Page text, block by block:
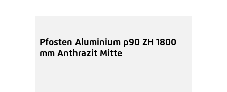
Pfosten Aluminium p90 ZH 1800
mm Anthrazit Mitte